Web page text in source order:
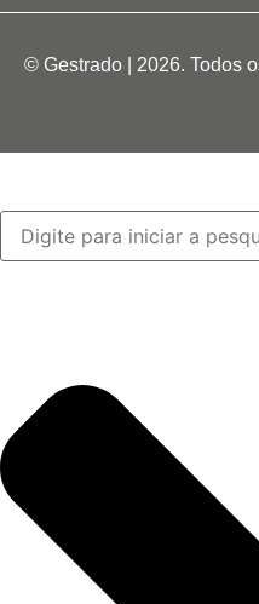
© Gestrado | 2026. Todos